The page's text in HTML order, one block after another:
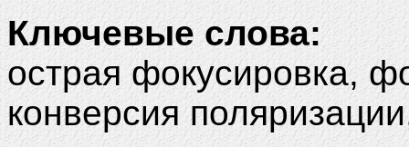
Ключевые слова:
острая фокусировка,
конверсия